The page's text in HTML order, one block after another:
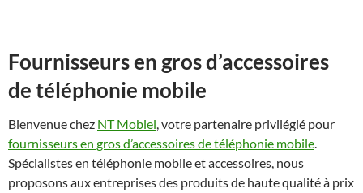
Fournisseurs en gros d’accessoires
de téléphonie mobile
Bienvenue chez NT Mobiel, votre partenaire privilégié pour
fournisseurs en gros d’accessoires de téléphonie mobile.
Spécialistes en téléphonie mobile et accessoires, nous
proposons aux entreprises des produits de haute qualité à prix